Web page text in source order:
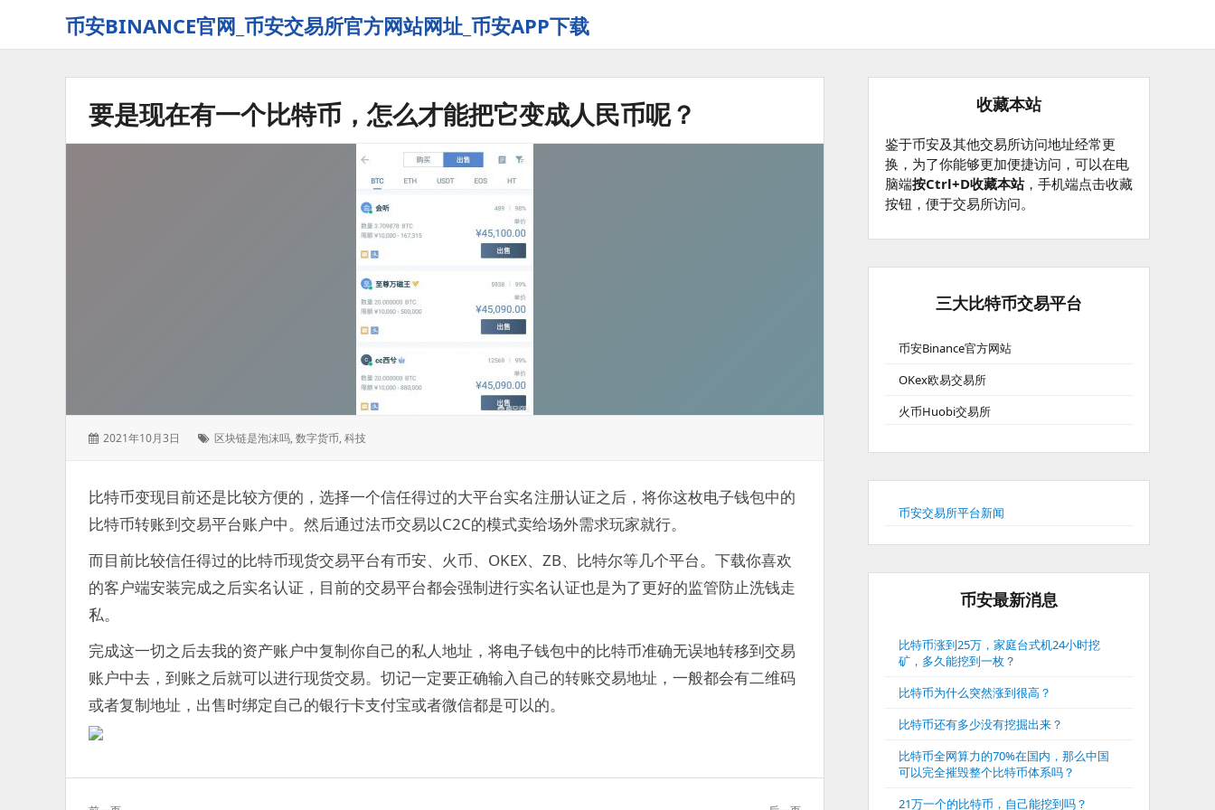
币安BINANCE官网_币安交易所官方网站网址_币安APP下载
要是现在有一个比特币，怎么才能把它变成人民币呢？
发
2021年10月3日
标
区块链是泡沫吗,数字货币,科技
比特币变现目前还是比较方便的，选择一个信任得过的大平台实名注册认证之后，将你这枚电子钱包中的
比特币转账到交易平台账户中。然后通过法币交易以C2C的模式卖给场外需求玩家就行。
而目前比较信任得过的比特币现货交易平台有币安、火币、OKEX、ZB、比特尔等几个平台。下载你喜欢
的客户端安装完成之后实名认证，目前的交易平台都会强制进行实名认证也是为了更好的监管防止洗钱走
私。
完成这一切之后去我的资产账户中复制你自己的私人地址，将电子钱包中的比特币准确无误地转移到交易
账户中去，到账之后就可以进行现货交易。切记一定要正确输入自己的转账交易地址，一般都会有二维码
或者复制地址，出售时绑定自己的银行卡支付宝或者微信都是可以的。
收藏本站
鉴于币安及其他交易所访问地址经常更
换，为了你能够更加便捷访问，可以在电
脑端按Ctrl+D收藏本站，手机端点击收藏
按钮，便于交易所访问。
三大比特币交易平台
币安Binance官方网站
OKex欧易交易所
火币Huobi交易所
币安交易所平台新闻
币安最新消息
比特币涨到25万，家庭台式机24小时挖
矿，多久能挖到一枚？
比特币为什么突然涨到很高？
比特币还有多少没有挖掘出来？
比特币全网算力的70%在国内，那么中国
可以完全摧毁整个比特币体系吗？
21万一个的比特币，自己能挖到吗？